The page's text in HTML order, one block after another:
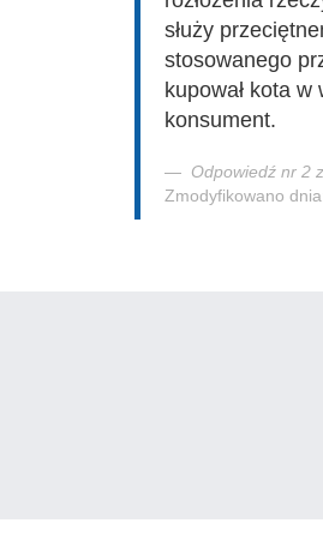
służy
stosowanego
kupował kota
konsument.
Odpowiedź nr 2
Zmodyfikowano